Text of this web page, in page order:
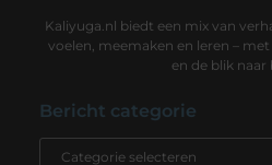
Kaliyuga.nl biedt een mix van
voelen, meemaken en leren –
en de blik naar
Bericht categorie